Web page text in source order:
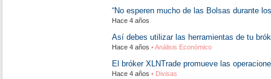
“No esperen mucho de las Bolsas durante
Hace 4 años
Así debes utilizar las herramientas de tu
Hace 4 años • Análisis Económico
El bróker XLNTrade promueve las
Hace 4 años • Divisas